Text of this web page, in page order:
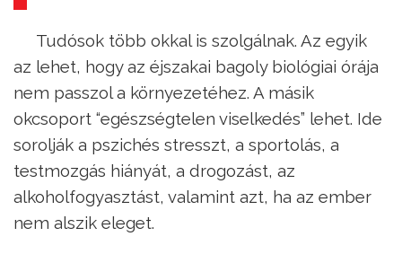
Tudósok több okkal is szolgálnak. Az egyik
az lehet, hogy az éjszakai bagoly biológiai órája
nem passzol a környezetéhez. A másik
okcsoport “egészségtelen viselkedés” lehet. Ide
sorolják a pszichés stresszt, a sportolás, a
testmozgás hiányát, a drogozást, az
alkoholfogyasztást, valamint azt, ha az ember
nem alszik eleget.